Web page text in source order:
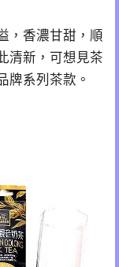
，香濃甘甜，順
清新，可想見茶
牌系列茶款。